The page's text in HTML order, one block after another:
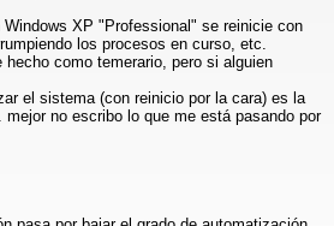
XP "Professional" se reinicie con
los procesos en curso, etc.
como temerario, pero si alguien
el sistema (con reinicio por la cara) es la
no escribo lo que me está pasando por